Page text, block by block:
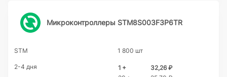
Микроконтроллеры STM8S003F3P6TR
STM 1 800 шт
2-4 дня 1 +
32,26 ₽